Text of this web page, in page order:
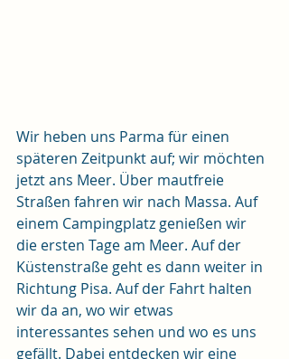
Wir heben uns Parma für einen
späteren Zeitpunkt auf; wir möchten
jetzt ans Meer. Über mautfreie
Straßen fahren wir nach Massa. Auf
einem Campingplatz genießen wir
die ersten Tage am Meer. Auf der
Küstenstraße geht es dann weiter in
Richtung Pisa. Auf der Fahrt halten
wir da an, wo wir etwas
interessantes sehen und wo es uns
gefällt. Dabei entdecken wir eine